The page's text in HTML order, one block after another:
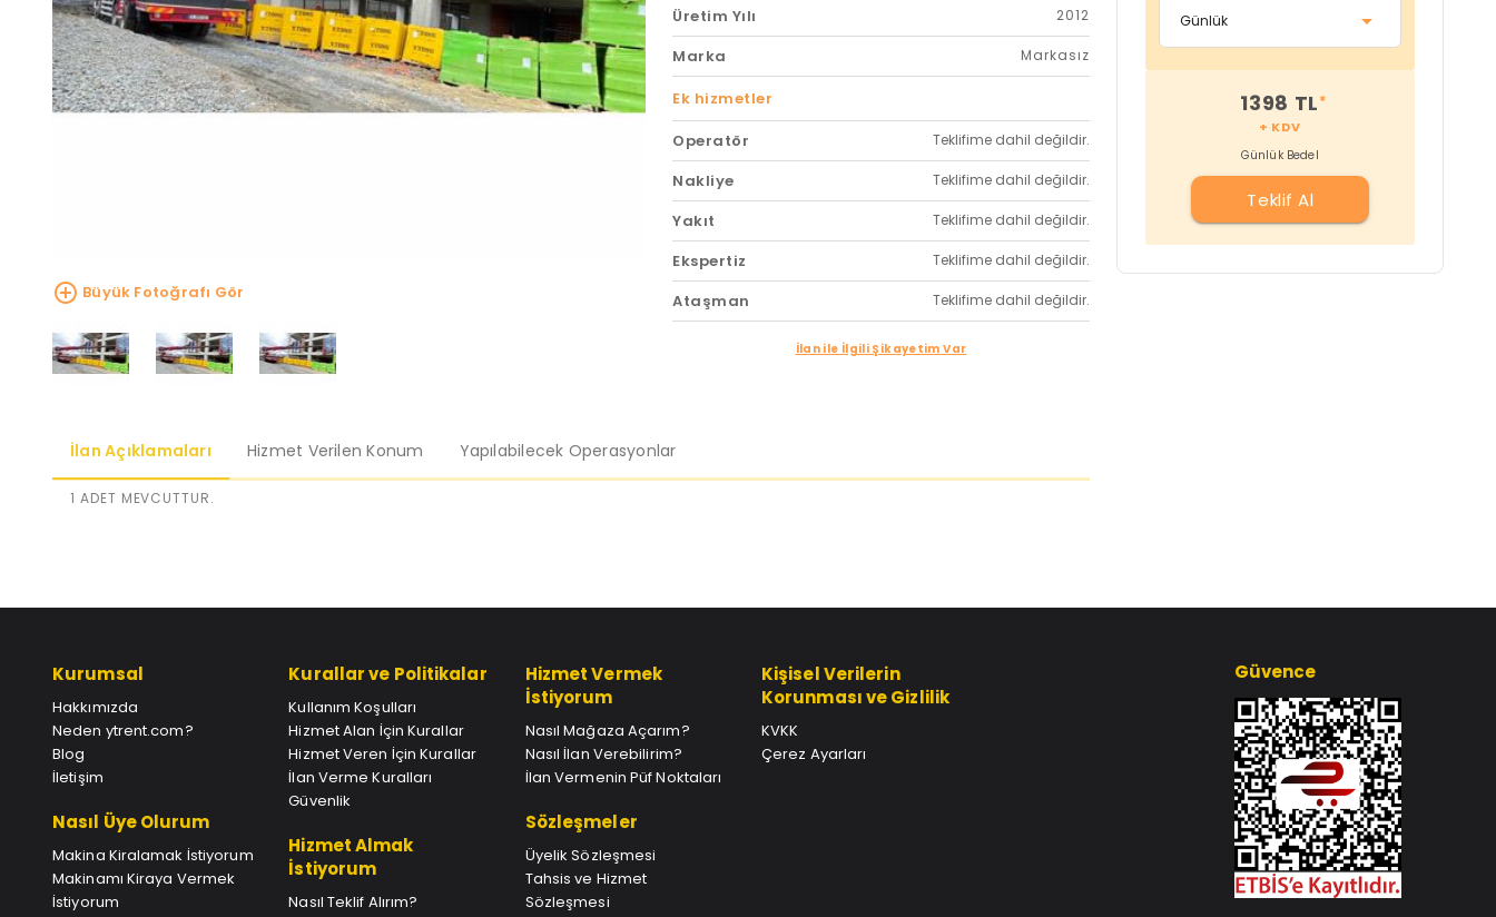
Büyük Fotoğrafı Gör
Üretim Yılı 2012
Marka Markasız
Ek hizmetler
Operatör
Teklifime dahil değildir.
Nakliye Teklifime dahil değildir.
Yakıt Teklifime dahil değildir.
Ekspertiz Teklifime dahil değildir.
Ataşman Teklifime dahil değildir.
İlan ile İlgili Şikayetim Var
İlan Açıklamaları Hizmet Verilen Konum Yapılabilecek Operasyonlar
1 ADET MEVCUTTUR.
1398 TL*
+ KDV
Günlük Bedel
Teklif Al
Kurumsal
Hakkımızda
Neden ytrent.com?
Blog
İletişim
Nasıl Üye Olurum
Makina Kiralamak İstiyorum
Makinamı Kiraya Vermek
İstiyorum
Kurallar ve Politikalar
Kullanım Koşulları
Hizmet Alan İçin Kurallar
Hizmet Veren İçin Kurallar
İlan Verme Kuralları
Güvenlik
Hizmet Almak
İstiyorum
Nasıl Teklif Alırım?
Hizmet Vermek
İstiyorum
Nasıl Mağaza Açarım?
Nasıl İlan Verebilirim?
İlan Vermenin Püf Noktaları
Sözleşmeler
Üyelik Sözleşmesi
Tahsis ve Hizmet
Sözleşmesi
Kişisel Verilerin
Korunması ve Gizlilik
KVKK
Çerez Ayarları
Güvence